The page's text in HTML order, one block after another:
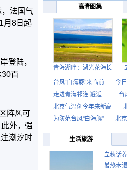
法国气
月8日起
登陆，
30百
阵风可
外，强
潮汐时
高清图集
青海湖畔：湖光花海长
台风“白海豚”来临前
今
走进青海祁连 邂逅一
台
北京气温创今年来新高
为防范台风“白海豚”
北
生活旅游
立秋话
先清暑
暑热未